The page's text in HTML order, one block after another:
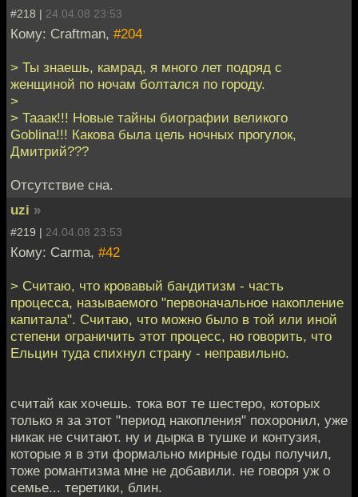
#218 | 24.04.08 23:53
Кому: Craftman, #204
> Ты знаешь, камрад, я много лет подряд с
женщиной по ночам болтался по городу.
>
> Тааак!!! Новые тайны биографии великого
Goblina!!! Какова была цель ночных прогулок,
Дмитрий???
Отсутствие сна.
uzi »
#219 | 24.04.08 23:53
Кому: Carma, #42
> Считаю, что кровавый бандитизм - часть
процесса, называемого "первоначальное накопление
капитала". Считаю, что можно было в той или иной
степени ограничить этот процесс, но говорить, что
Ельцин туда спихнул страну - неправильно.
считай как хочешь. тока вот те шестеро, которых
только я за этот "период накопления" похоронил, уже
никак не считают. ну и дырка в тушке и контузия,
которые я в эти формально мирные годы получил,
тоже романтизма мне не добавили. не говоря уж о
семье... теретики, блин.